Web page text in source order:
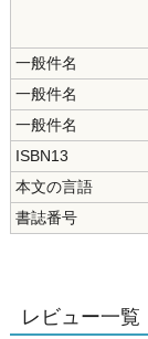
一般件名
一般件名
一般件名
ISBN13
本文の言語
書誌番号
レビュー一覧